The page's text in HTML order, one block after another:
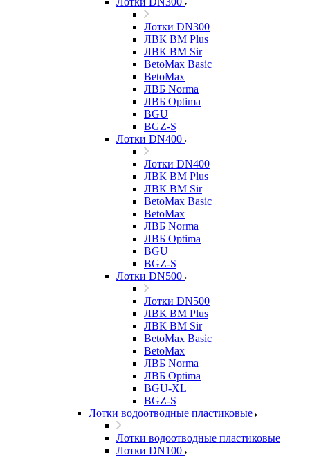
Лотки DN300
ЛВК ВМ Plus
ЛВК ВМ Sir
BetoMax Basic
BetoMax
ЛВБ Norma
ЛВБ Optima
BGU
BGZ-S
Лотки DN400
Лотки DN400
ЛВК ВМ Plus
ЛВК ВМ Sir
BetoMax Basic
BetoMax
ЛВБ Norma
ЛВБ Optima
BGU
BGZ-S
Лотки DN500
Лотки DN500
ЛВК ВМ Plus
ЛВК ВМ Sir
BetoMax Basic
BetoMax
ЛВБ Norma
ЛВБ Optima
BGU-XL
BGZ-S
Лотки водоотводные пластиковые
Лотки водоотводные пластиковые
Лотки DN100